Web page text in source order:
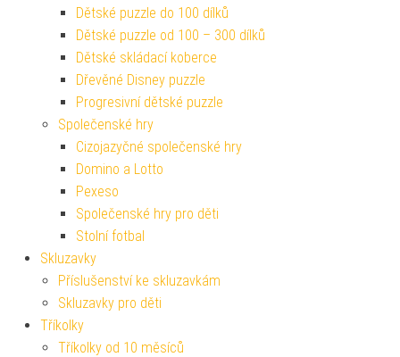
Dětské puzzle do 100 dílků
Dětské puzzle od 100 – 300 dílků
Dětské skládací koberce
Dřevěné Disney puzzle
Progresivní dětské puzzle
Společenské hry
Cizojazyčné společenské hry
Domino a Lotto
Pexeso
Společenské hry pro děti
Stolní fotbal
Skluzavky
Příslušenství ke skluzavkám
Skluzavky pro děti
Tříkolky
Tříkolky od 10 měsíců